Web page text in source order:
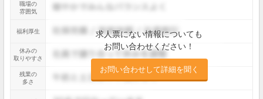
職場の
雰囲気
求人票にない情報についても
お問い合わせください！
お問い合わせして詳細を聞く
福利厚生
休みの
取りやすさ
残業の
多さ